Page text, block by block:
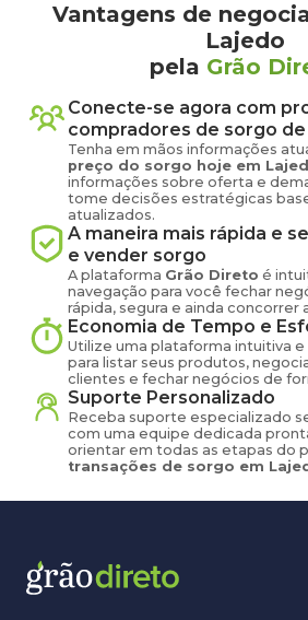
Vantagens de
Lajedo
pela Grão
Conecte-se agora com
compradores de sorgo de
Tenha em mãos informações
preço do sorgo hoje em
informações sobre oferta e
tome decisões estratégicas
atualizados.
A maneira mais rápida e
e vender sorgo
A plataforma Grão Direto é
navegação para você fechar
rápida, segura e ainda concorrer
Economia de Tempo e
Utilize uma plataforma intuitiva
para listar seus produtos,
clientes e fechar negócios de
Suporte Personalizado
Receba suporte especializado
com uma equipe dedicada
orientar em todas as etapas do
transações de sorgo em